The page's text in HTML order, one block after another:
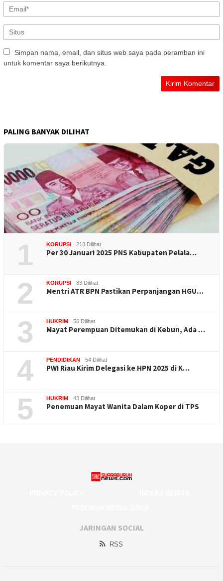
Simpan nama, email, dan situs web saya pada peramban ini
untuk komentar saya berikutnya.
PALING BANYAK DILIHAT
1 KORUPSI 213 Dilihat
Per 30 Januari 2025 PNS Kabupaten Pelala…
2 KORUPSI 83 Dilihat
Mentri ATR BPN Pastikan Perpanjangan HGU…
3 HUKRIM 56 Dilihat
Mayat Perempuan Ditemukan di Kebun, Ada …
4 PENDIDIKAN 54 Dilihat
PWI Riau Kirim Delegasi ke HPN 2025 di K…
5 HUKRIM 43 Dilihat
Penemuan Mayat Wanita Dalam Koper di TPS
JARINGAN SOCIAL
RSS